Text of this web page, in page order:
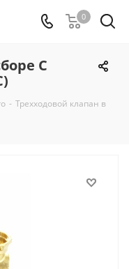
0
С
- Трехходовой клапан в